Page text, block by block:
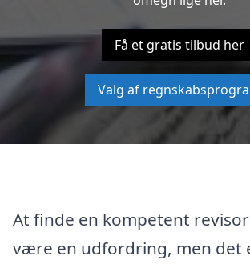
Få et gratis tilbud her
Valg af
At finde en kompetent
være en udfordring, men det